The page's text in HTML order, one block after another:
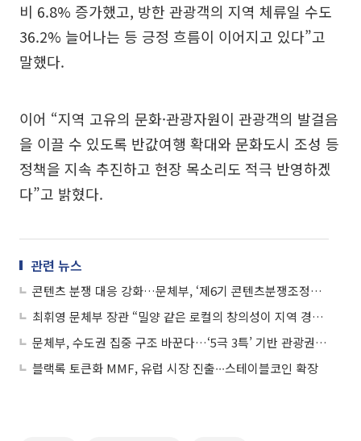
비 6.8% 증가했고, 방한 관광객의 지역 체류일 수도
36.2% 늘어나는 등 긍정 흐름이 이어지고 있다”고
말했다.
이어 “지역 고유의 문화·관광자원이 관광객의 발걸음
을 이끌 수 있도록 반값여행 확대와 문화도시 조성 등
정책을 지속 추진하고 현장 목소리도 적극 반영하겠
다”고 밝혔다.
관련 뉴스
콘텐츠 분쟁 대응 강화…문체부, ‘제6기 콘텐츠분쟁조정위원회’ 출범
최휘영 문체부 장관 “밀양 같은 로컬의 창의성이 지역 경제 살린다”
문체부, 수도권 집중 구조 바꾼다…‘5극 3특’ 기반 관광권 구축 추진
블랙록 토큰화 MMF, 유럽 시장 진출∙∙∙스테이블코인 확장